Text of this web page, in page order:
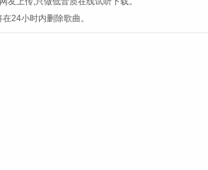
24小时内删除歌曲。